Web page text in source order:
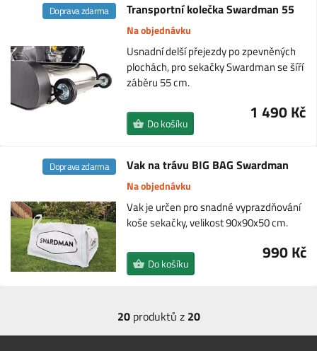
Transportní kolečka Swardman 55
Doprava zdarma
Na objednávku
Usnadní delší přejezdy po zpevněných
plochách, pro sekačky Swardman se šíří
záběru 55 cm.
1 490 Kč
Do košíku
Vak na trávu BIG BAG Swardman
Doprava zdarma
Na objednávku
Vak je určen pro snadné vyprazdňování
koše sekačky, velikost 90x90x50 cm.
990 Kč
Do košíku
20produktů z 20